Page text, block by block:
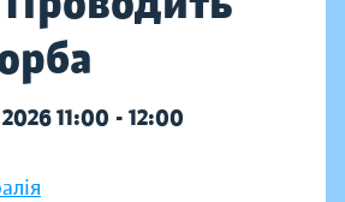
11:00 - 12:00